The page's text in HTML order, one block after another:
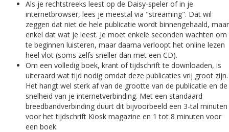
Als je rechtstreeks leest op de Daisy-speler of in je
internetbrowser, lees je meestal via "streaming". Dat wil
zeggen dat niet de hele publicatie wordt binnengehaald, maar
enkel dat wat je leest. Je moet enkele seconden wachten om
te beginnen luisteren, maar daarna verloopt het online lezen
heel vlot (soms zelfs sneller dan met een CD).
Om een volledig boek, krant of tijdschrift te downloaden, is
uiteraard wat tijd nodig omdat deze publicaties vrij groot zijn.
Het hangt wel sterk af van de grootte van de publicatie en de
snelheid van je internetverbinding. Met een standaard
breedbandverbinding duurt dit bijvoorbeeld een 3-tal minuten
voor het tijdschrift Kiosk magazine en 1 tot 8 minuten voor
een boek.